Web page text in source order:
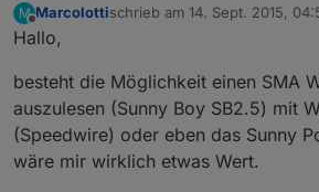
M
Offline
Marcolottischrieb am 14. Sept. 2015,
zuletzt editiert von
Hallo,
besteht die Möglichkeit einen SMA
auszulesen (Sunny Boy SB2.5) mit
(Speedwire) oder eben das Sunny
wäre mir wirklich etwas Wert.